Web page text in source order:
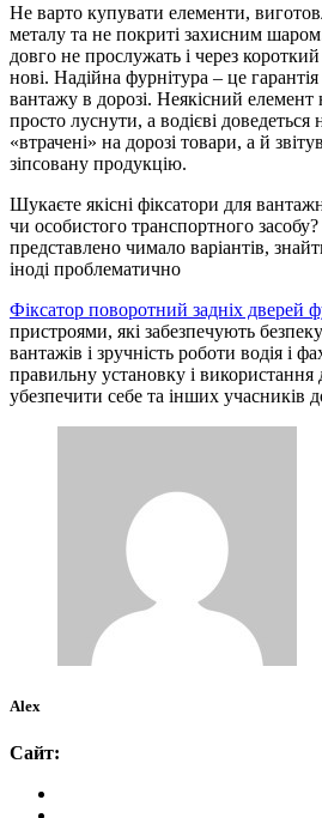
Не варто купувати елементи,
металу та не покриті захисним
довго не прослужать і через
нові. Надійна фурнітура – це
вантажу в дорозі. Неякісний елемент
просто луснути, а водієві доведеться
«втрачені» на дорозі товари, а й
зіпсовану продукцію.
Шукаєте якісні фіксатори для
чи особистого транспортного
представлено чимало варіантів,
іноді проблематично
Фіксатор поворотний задніх дверей
пристроями, які забезпечують
вантажів і зручність роботи водія і
правильну установку і
убезпечити себе та інших учасників
Alex
Сайт: